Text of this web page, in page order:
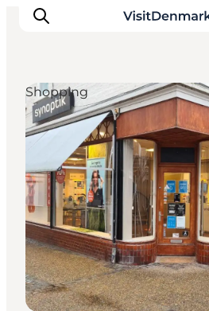
Inspiration
Regionen
Erlebnisse
Unterkünfte
Reiseplanung
Shopping